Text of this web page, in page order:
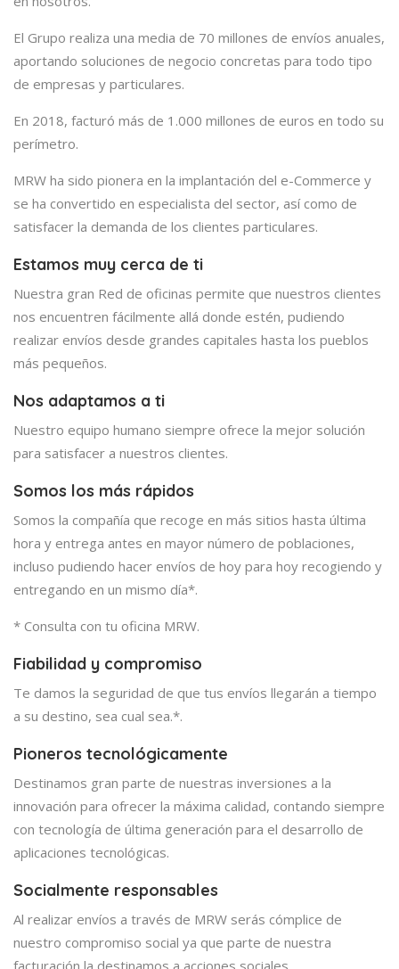
El Grupo realiza una media de 70 millones de envíos anuales,
aportando soluciones de negocio concretas para todo tipo
de empresas y particulares.
En 2018, facturó más de 1.000 millones de euros en todo su
perímetro.
MRW ha sido pionera en la implantación del e-Commerce y
se ha convertido en especialista del sector, así como de
satisfacer la demanda de los clientes particulares.
Estamos muy cerca de ti
Nuestra gran Red de oficinas permite que nuestros clientes
nos encuentren fácilmente allá donde estén, pudiendo
realizar envíos desde grandes capitales hasta los pueblos
más pequeños.
Nos adaptamos a ti
Nuestro equipo humano siempre ofrece la mejor solución
para satisfacer a nuestros clientes.
Somos los más rápidos
Somos la compañía que recoge en más sitios hasta última
hora y entrega antes en mayor número de poblaciones,
incluso pudiendo hacer envíos de hoy para hoy recogiendo y
entregando en un mismo día*.
* Consulta con tu oficina MRW.
Fiabilidad y compromiso
Te damos la seguridad de que tus envíos llegarán a tiempo
a su destino, sea cual sea.*.
Pioneros tecnológicamente
Destinamos gran parte de nuestras inversiones a la
innovación para ofrecer la máxima calidad, contando siempre
con tecnología de última generación para el desarrollo de
aplicaciones tecnológicas.
Socialmente responsables
Al realizar envíos a través de MRW serás cómplice de
nuestro compromiso social ya que parte de nuestra
facturación la destinamos a acciones sociales.